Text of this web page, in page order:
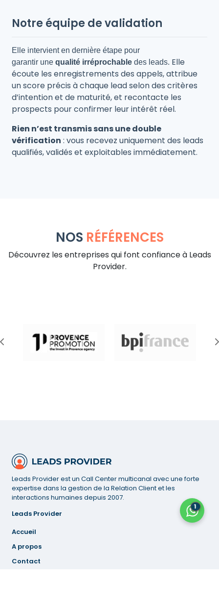
Notre équipe de validation
Elle intervient en dernière étape pour
garantir une qualité irréprochable des leads. Elle
écoute les enregistrements des appels, attribue
un score précis à chaque lead selon des critères
d’intention et de maturité, et recontacte les
prospects pour confirmer leur intérêt réel.
Rien n’est transmis sans une double
vérification : vous recevez uniquement des leads
qualifiés, validés et exploitables immédiatement.
NOS RÉFÉRENCES
Découvrez les entreprises qui font confiance à Leads
Provider.
Leads Provider est un Call Center multicanal avec une forte
expertise dans la gestion de la Relation Client et les
interactions humaines depuis 2007.
Leads Provider
Accueil
A propos
Contact
1